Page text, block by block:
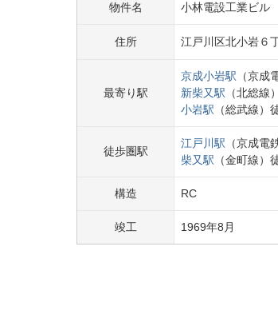
物件名 小林電設工業ビル
住所 江戸川区北小岩６
最寄り駅
京成小岩駅 （京成
新柴又駅 （北総線）
小岩駅 （総武線）
徒歩圏駅
江戸川 駅 （京成電
柴又駅 （金町線）
構造 RC
竣工 1969年8 月